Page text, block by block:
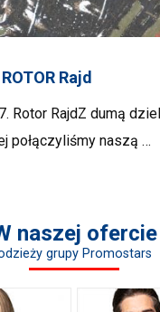
Rajd
Rotor RajdZ dumą
połączyliśmy naszą …
naszej ofercie
grupy Promostars